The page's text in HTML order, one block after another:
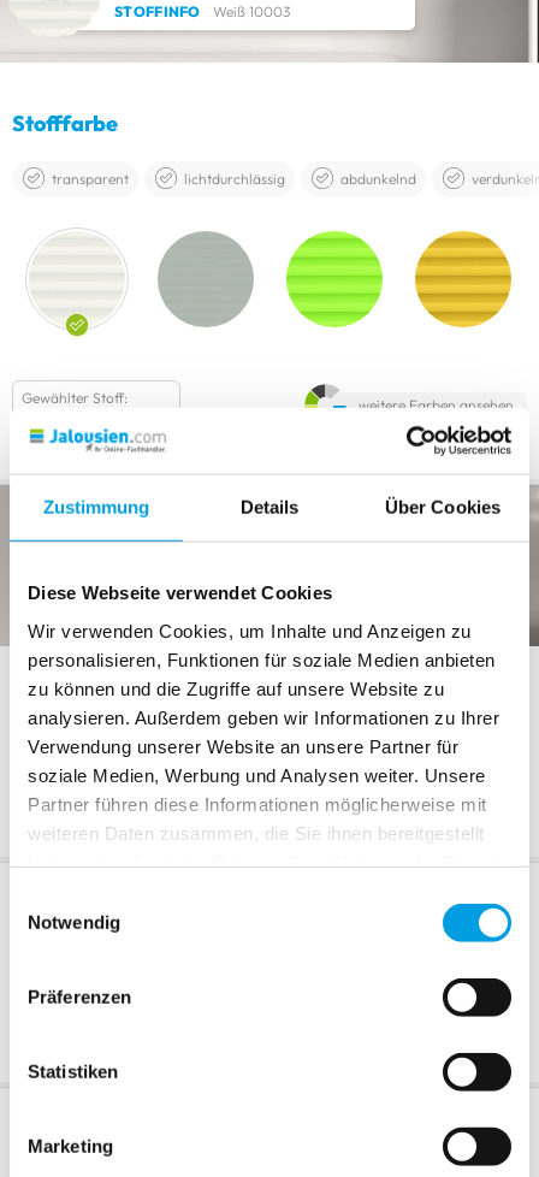
Zustimmung Details Über Cookies
Diese Webseite verwendet Cookies
Wir verwenden Cookies, um Inhalte und Anzeigen zu
personalisieren, Funktionen für soziale Medien anbieten
zu können und die Zugriffe auf unsere Website zu
analysieren. Außerdem geben wir Informationen zu Ihrer
Verwendung unserer Website an unsere Partner für
soziale Medien, Werbung und Analysen weiter. Unsere
Partner führen diese Informationen möglicherweise mit
weiteren Daten zusammen, die Sie ihnen bereitgestellt
Notwendig
Präferenzen
Statistiken
Marketing
Stofffarbe
transparent lichtdurchlässig abdunkelnd
Gewählter Stoff:
weitere Farben ansehen
Schienenfarbe
Weiß matt Silbergrau
Extras im Detail
+ 21,00 EUR
STOFFINFO Weiß 10003